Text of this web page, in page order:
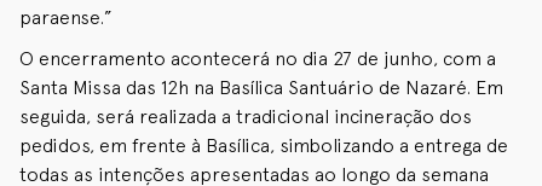
paraense.”
O encerramento acontecerá no dia 27 de junho, com a
Santa Missa das 12h na Basílica Santuário de Nazaré. Em
seguida, será realizada a tradicional incineração dos
pedidos, em frente à Basílica, simbolizando a entrega de
todas as intenções apresentadas ao longo da semana